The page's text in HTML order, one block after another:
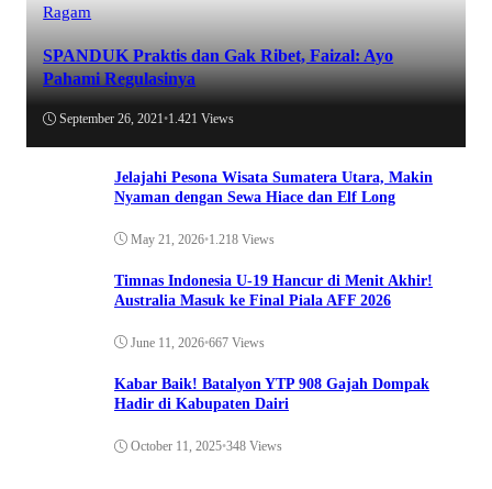
Ragam
SPANDUK Praktis dan Gak Ribet, Faizal: Ayo
Pahami Regulasinya
September 26, 2021•1.421 Views
Jelajahi Pesona Wisata Sumatera Utara, Makin
Nyaman dengan Sewa Hiace dan Elf Long
May 21, 2026•1.218 Views
Timnas Indonesia U-19 Hancur di Menit Akhir!
Australia Masuk ke Final Piala AFF 2026
June 11, 2026•667 Views
Kabar Baik! Batalyon YTP 908 Gajah Dompak
Hadir di Kabupaten Dairi
October 11, 2025•348 Views